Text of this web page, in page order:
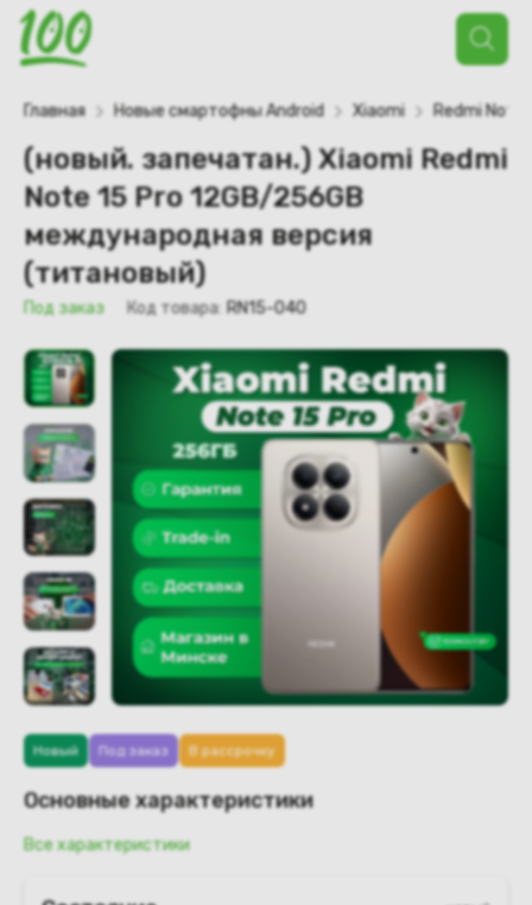
Поиск
товаров
Главная Новые смартофны Android Xiaomi Redmi Note
(новый. запечатан.) Xiaomi Redmi
Note 15 Pro 12GB/256GB
международная версия
(титановый)
Под заказ Код товара: RN15-040
Новый Под заказ В рассрочку
Основные характеристики
Все характеристики